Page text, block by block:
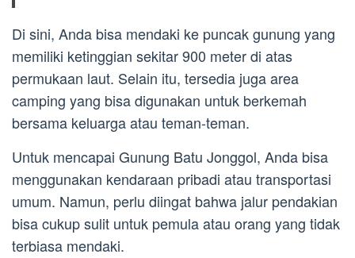
Di sini, Anda bisa mendaki ke puncak gunung yang
memiliki ketinggian sekitar 900 meter di atas
permukaan laut. Selain itu, tersedia juga area
camping yang bisa digunakan untuk berkemah
bersama keluarga atau teman-teman.
Untuk mencapai Gunung Batu Jonggol, Anda bisa
menggunakan kendaraan pribadi atau transportasi
umum. Namun, perlu diingat bahwa jalur pendakian
bisa cukup sulit untuk pemula atau orang yang tidak
terbiasa mendaki.